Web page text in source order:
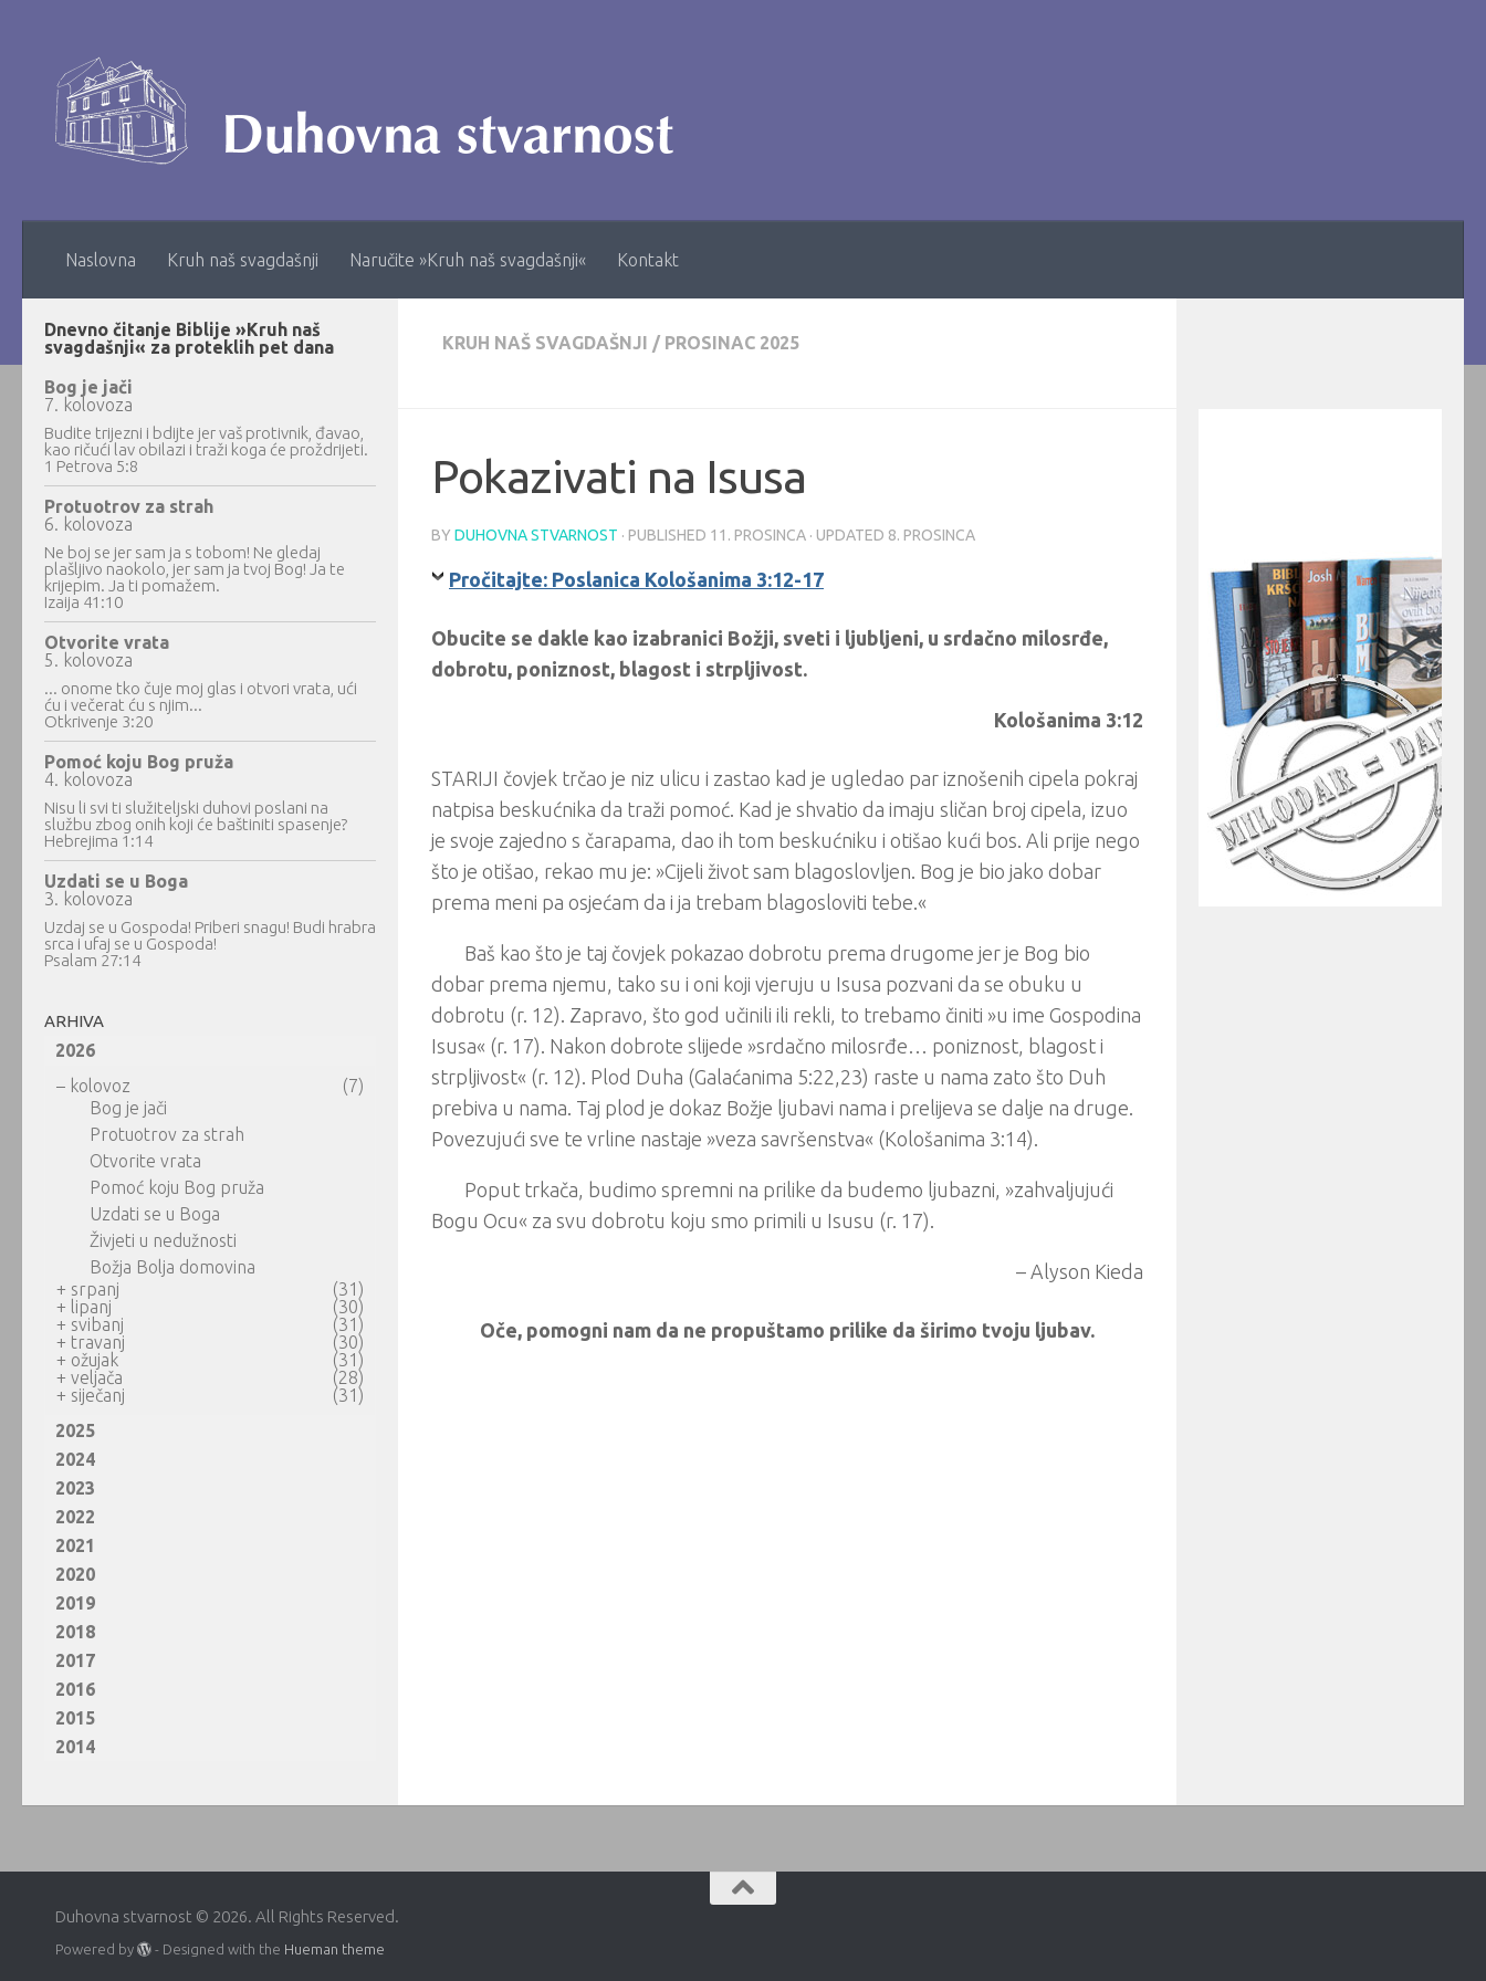
Naslovna Kruh naš svagdašnji Naručite »Kruh naš svagdašnji« Kontakt
KRUH NAŠ SVAGDAŠNJI / PROSINAC 2025
Pokazivati na Isusa
BY DUHOVNA STVARNOST · PUBLISHED 11. PROSINCA · UPDATED 8. PROSINCA
Pročitajte: Poslanica Kološanima 3:12-17
Obucite se dakle kao izabranici Božji, sveti i ljubljeni, u srdačno milosrđe,
dobrotu, poniznost, blagost i strpljivost.
Kološanima 3:12
STARIJI čovjek trčao je niz ulicu i zastao kad je ugledao par iznošenih cipela pokraj
natpisa beskućnika da traži pomoć. Kad je shvatio da imaju sličan broj cipela, izuo
je svoje zajedno s čarapama, dao ih tom beskućniku i otišao kući bos. Ali prije nego
što je otišao, rekao mu je: »Cijeli život sam blagoslovljen. Bog je bio jako dobar
prema meni pa osjećam da i ja trebam blagosloviti tebe.«
Baš kao što je taj čovjek pokazao dobrotu prema drugome jer je Bog bio
dobar prema njemu, tako su i oni koji vjeruju u Isusa pozvani da se obuku u
dobrotu (r. 12). Zapravo, što god učinili ili rekli, to trebamo činiti »u ime Gospodina
Isusa« (r. 17). Nakon dobrote slijede »srdačno milosrđe… poniznost, blagost i
strpljivost« (r. 12). Plod Duha (Galaćanima 5:22,23) raste u nama zato što Duh
prebiva u nama. Taj plod je dokaz Božje ljubavi nama i prelijeva se dalje na druge.
Povezujući sve te vrline nastaje »veza savršenstva« (Kološanima 3:14).
Poput trkača, budimo spremni na prilike da budemo ljubazni, »zahvaljujući
Bogu Ocu« za svu dobrotu koju smo primili u Isusu (r. 17).
– Alyson Kieda
Oče, pomogni nam da ne propuštamo prilike da širimo tvoju ljubav.
Dnevno čitanje Biblije »Kruh naš
svagdašnji« za proteklih pet dana
Bog je jači
7. kolovoza
Budite trijezni i bdijte jer vaš protivnik, đavao,
kao ričući lav obilazi i traži koga će proždrijeti.
1 Petrova 5:8
Protuotrov za strah
6. kolovoza
Ne boj se jer sam ja s tobom! Ne gledaj
plašljivo naokolo, jer sam ja tvoj Bog! Ja te
krijepim. Ja ti pomažem.
Izaija 41:10
Otvorite vrata
5. kolovoza
... onome tko čuje moj glas i otvori vrata, ući
ću i večerat ću s njim...
Otkrivenje 3:20
Pomoć koju Bog pruža
4. kolovoza
Nisu li svi ti služiteljski duhovi poslani na
službu zbog onih koji će baštiniti spasenje?
Hebrejima 1:14
Uzdati se u Boga
3. kolovoza
Uzdaj se u Gospoda! Priberi snagu! Budi hrabra
srca i ufaj se u Gospoda!
Psalam 27:14
ARHIVA
2026
– kolovoz
(7)
Bog je jači
Protuotrov za strah
Otvorite vrata
Pomoć koju Bog pruža
Uzdati se u Boga
Živjeti u nedužnosti
Božja Bolja domovina
+ srpanj
(31)
+ lipanj
(30)
+ svibanj
(31)
+ travanj
(30)
+ ožujak
(31)
+ veljača
(28)
+ siječanj
(31)
2025
2024
2023
2022
2021
2020
2019
2018
2017
2016
2015
2014
Duhovna stvarnost © 2026. All Rights Reserved.
Powered by - Designed with the Hueman theme